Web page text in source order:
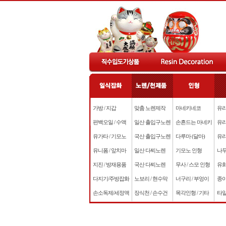
가방 / 지갑
편백오일 / 수액
유가타 / 기모노
유니폼 / 앞치마
지진 / 방재용품
다지기/주방잡화
손소독제/세정액
맞춤 노렌제작
일산 출입구노렌
국산 출입구노렌
일산 다찌노렌
국산 다찌노렌
노보리 / 현수막
장식천 / 손수건
마네키네코
손흔드는 마네키
다루마 (달마)
기모노 인형
무사 / 스모 인형
너구리 / 부엉이
목각인형 / 기타
유
유
유
나
유
종
타